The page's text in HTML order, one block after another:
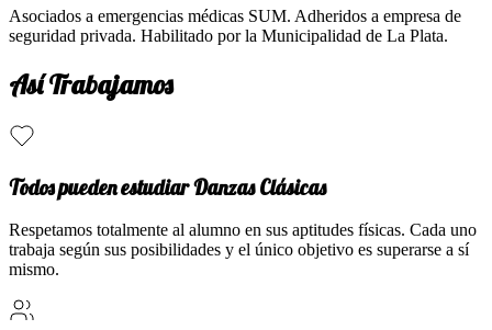
Asociados a emergencias médicas SUM. Adheridos a empresa de
seguridad privada. Habilitado por la Municipalidad de La Plata.
Así Trabajamos
Todos pueden estudiar Danzas Clásicas
Respetamos totalmente al alumno en sus aptitudes físicas. Cada uno
trabaja según sus posibilidades y el único objetivo es superarse a sí
mismo.